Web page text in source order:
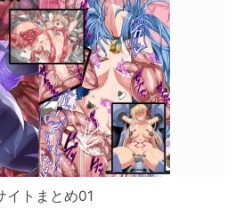
イトまとめ01